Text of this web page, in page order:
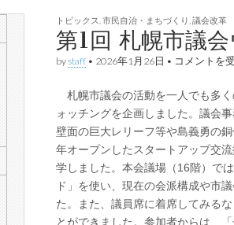
トピックス 市民自治・まちづくり 議会改革
第1回 札幌市議
bystaff• 2026年1月26日 • 第
札
幌
市
議
会
ウ
ォ
ッ
チ
ン
コメントを
札幌市議会の活動を一人でも多
ォッチングを企画しました。議会
壁面の巨大レリーフ等や島義勇の
年オープンしたスタートアップ交
学しました。本会議場（16階）で
ド」を使い、現在の会派構成や市
た。また、議員席に着席してみる
とができました。参加者からは、